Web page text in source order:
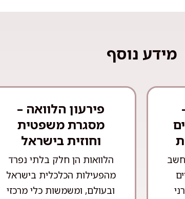
מידע נוסף
פירעון הלוואה –
מסגרת משפטית
וחוזית בישראל
הלוואות הן חלק בלתי נפרד
מהפעילות הכלכלית בישראל
ובעולם, ומשמשות כלי מרכזי